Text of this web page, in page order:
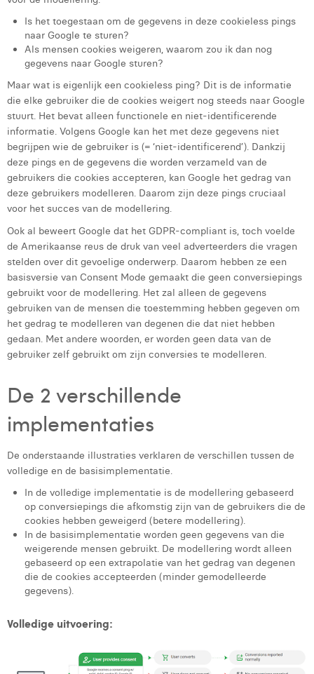
Thomas Riis
Victor Hayot
William Rezette
Yaël Vanhoe
Is het toegestaan om de gegevens in deze cookieless pings
naar Google te sturen?
Als mensen cookies weigeren, waarom zou ik dan nog
gegevens naar Google sturen?
Maar wat is eigenlijk een cookieless ping? Dit is de informatie
die elke gebruiker die de cookies weigert nog steeds naar Google
stuurt. Het bevat alleen functionele en niet-identificerende
informatie. Volgens Google kan het met deze gegevens niet
begrijpen wie de gebruiker is (= ‘niet-identificerend’). Dankzij
deze pings en de gegevens die worden verzameld van de
gebruikers die cookies accepteren, kan Google het gedrag van
deze gebruikers modelleren. Daarom zijn deze pings cruciaal
voor het succes van de modellering.
Ook al beweert Google dat het GDPR-compliant is, toch voelde
de Amerikaanse reus de druk van veel adverteerders die vragen
stelden over dit gevoelige onderwerp. Daarom hebben ze een
basisversie van Consent Mode gemaakt die geen conversiepings
gebruikt voor de modellering. Het zal alleen de gegevens
gebruiken van de mensen die toestemming hebben gegeven om
het gedrag te modelleren van degenen die dat niet hebben
gedaan. Met andere woorden, er worden geen data van de
gebruiker zelf gebruikt om zijn conversies te modelleren.
De 2 verschillende
implementaties
De onderstaande illustraties verklaren de verschillen tussen de
volledige en de basisimplementatie.
In de volledige implementatie is de modellering gebaseerd
op conversiepings die afkomstig zijn van de gebruikers die de
cookies hebben geweigerd (betere modellering).
In de basisimplementatie worden geen gegevens van die
weigerende mensen gebruikt. De modellering wordt alleen
gebaseerd op een extrapolatie van het gedrag van degenen
die de cookies accepteerden (minder gemodelleerde
gegevens).
Volledige uitvoering: